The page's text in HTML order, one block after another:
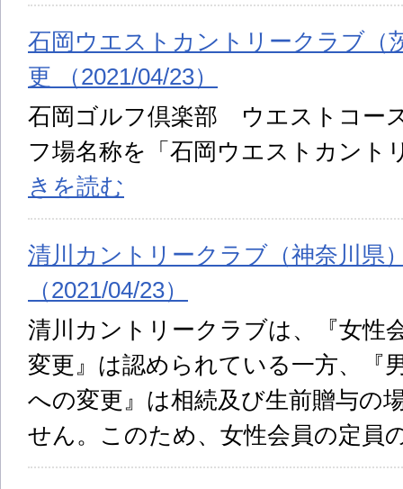
石岡ウエストカントリークラブ
更 （2021/04/23）
石岡ゴルフ倶楽部 ウエストコー
フ場名称を「石岡ウエストカント
きを読む
清川カントリークラブ（神奈川
（2021/04/23）
清川カントリークラブは、『女性
変更』は認められている一方、『
への変更』は相続及び生前贈与の
せん。このため、女性会員の定員